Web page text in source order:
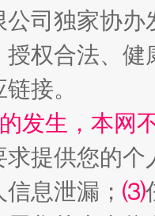
从幼
司独家协
授权合法、
接。
发生，本网
提供您的个
息泄漏； ⑶